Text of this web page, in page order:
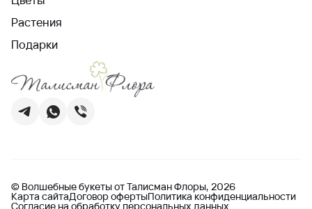
Растения
Подарки
© Волшебные букеты от Талисман Флоры, 2026
Карта сайтаДоговор офертыПолитика конфиденциальности
Согласие на обработку персональных данных